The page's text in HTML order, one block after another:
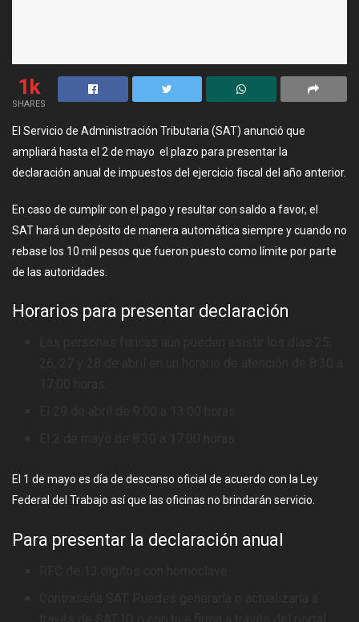
1k
SHARES
El Servicio de Administración Tributaria (SAT) anunció que
ampliará hasta el 2 de mayo el plazo para presentar la
declaración anual de impuestos del ejercicio fiscal del año anterior.
En caso de cumplir con el pago y resultar con saldo a favor, el
SAT hará un depósito de manera automática siempre y cuando no
rebase los 10 mil pesos que fueron puesto como límite por parte
de las autoridades.
Horarios para presentar declaración
El 1 de mayo es día de descanso oficial de acuerdo con la Ley
Federal del Trabajo así que las oficinas no brindarán servicio.
Para presentar la declaración anual